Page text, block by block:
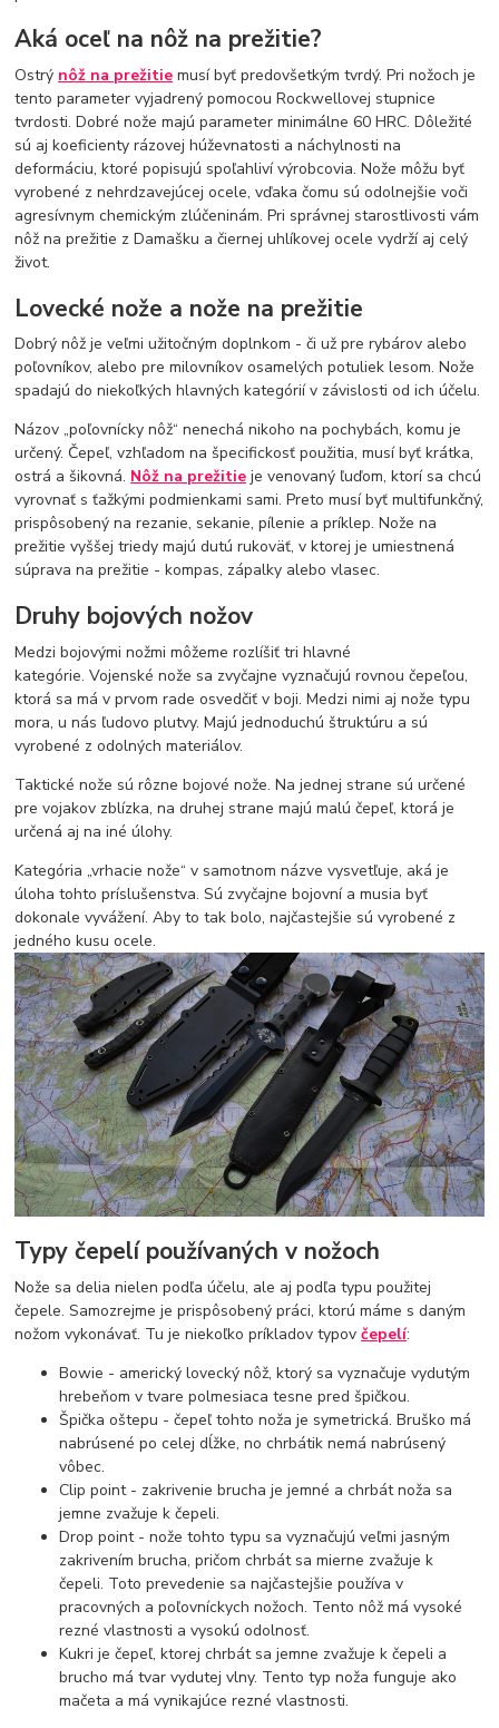
Aká oceľ na nôž na prežitie?
Ostrý nôž na prežitie musí byť predovšetkým tvrdý. Pri nožoch je
tento parameter vyjadrený pomocou Rockwellovej stupnice
tvrdosti. Dobré nože majú parameter minimálne 60 HRC. Dôležité
sú aj koeficienty rázovej húževnatosti a náchylnosti na
deformáciu, ktoré popisujú spoľahliví výrobcovia. Nože môžu byť
vyrobené z nehrdzavejúcej ocele, vďaka čomu sú odolnejšie voči
agresívnym chemickým zlúčeninám. Pri správnej starostlivosti vám
nôž na prežitie z Damašku a čiernej uhlíkovej ocele vydrží aj celý
život.
Lovecké nože a nože na prežitie
Dobrý nôž je veľmi užitočným doplnkom - či už pre rybárov alebo
poľovníkov, alebo pre milovníkov osamelých potuliek lesom. Nože
spadajú do niekoľkých hlavných kategórií v závislosti od ich účelu.
Názov „poľovnícky nôž“ nenechá nikoho na pochybách, komu je
určený. Čepeľ, vzhľadom na špecifickosť použitia, musí byť krátka,
ostrá a šikovná. Nôž na prežitie je venovaný ľuďom, ktorí sa chcú
vyrovnať s ťažkými podmienkami sami. Preto musí byť multifunkčný,
prispôsobený na rezanie, sekanie, pílenie a príklep. Nože na
prežitie vyššej triedy majú dutú rukoväť, v ktorej je umiestnená
súprava na prežitie - kompas, zápalky alebo vlasec.
Druhy bojových nožov
Medzi bojovými nožmi môžeme rozlíšiť tri hlavné
kategórie. Vojenské nože sa zvyčajne vyznačujú rovnou čepeľou,
ktorá sa má v prvom rade osvedčiť v boji. Medzi nimi aj nože typu
mora, u nás ľudovo plutvy. Majú jednoduchú štruktúru a sú
vyrobené z odolných materiálov.
Taktické nože sú rôzne bojové nože. Na jednej strane sú určené
pre vojakov zblízka, na druhej strane majú malú čepeľ, ktorá je
určená aj na iné úlohy.
Kategória „vrhacie nože“ v samotnom názve vysvetľuje, aká je
úloha tohto príslušenstva. Sú zvyčajne bojovní a musia byť
dokonale vyvážení. Aby to tak bolo, najčastejšie sú vyrobené z
jedného kusu ocele.
Typy čepelí používaných v nožoch
Nože sa delia nielen podľa účelu, ale aj podľa typu použitej
čepele. Samozrejme je prispôsobený práci, ktorú máme s daným
nožom vykonávať. Tu je niekoľko príkladov typovčepelí:
Bowie - americký lovecký nôž, ktorý sa vyznačuje vydutým
hrebeňom v tvare polmesiaca tesne pred špičkou.
Špička oštepu - čepeľ tohto noža je symetrická. Bruško má
nabrúsené po celej dĺžke, no chrbátik nemá nabrúsený
vôbec.
Clip point - zakrivenie brucha je jemné a chrbát noža sa
jemne zvažuje k čepeli.
Drop point - nože tohto typu sa vyznačujú veľmi jasným
zakrivením brucha, pričom chrbát sa mierne zvažuje k
čepeli. Toto prevedenie sa najčastejšie používa v
pracovných a poľovníckych nožoch. Tento nôž má vysoké
rezné vlastnosti a vysokú odolnosť.
Kukri je čepeľ, ktorej chrbát sa jemne zvažuje k čepeli a
brucho má tvar vydutej vlny. Tento typ noža funguje ako
mačeta a má vynikajúce rezné vlastnosti.